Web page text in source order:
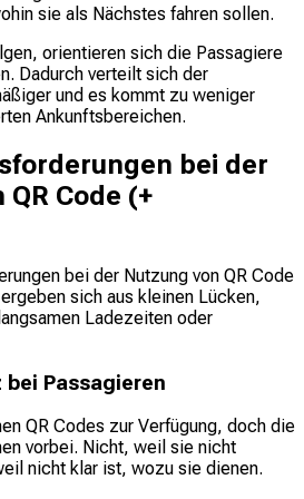
sie als Nächstes fahren sollen.
orientieren sich die Passagiere
Dadurch verteilt sich der
und es kommt zu weniger
Ankunftsbereichen.
bei der
Code (+
bei der Nutzung von QR Code
sich aus kleinen Lücken,
Ladezeiten oder
Passagieren
QR Codes zur Verfügung, doch die
vorbei. Nicht, weil sie nicht
nicht klar ist, wozu sie dienen.